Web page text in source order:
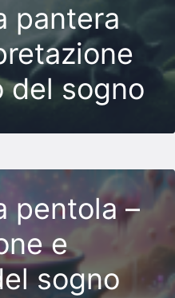
pantera
del sogno
pentola –
e
sogno